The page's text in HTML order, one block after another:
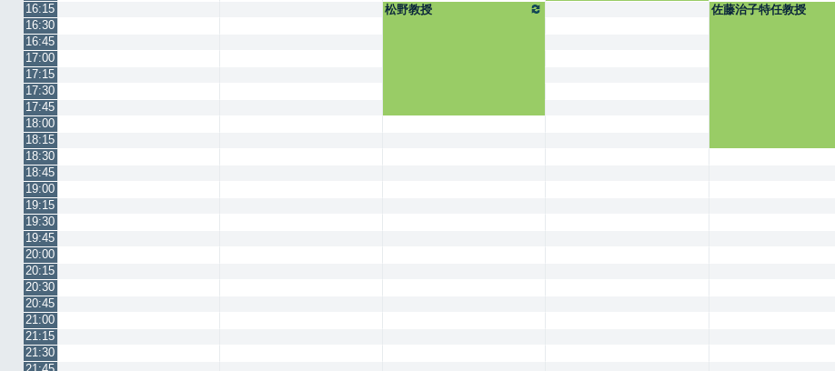
16:15
松野教授
佐藤治子特任教授
16:30
16:45
17:00
17:15
17:30
17:45
18:00
18:15
18:30
18:45
19:00
19:15
19:30
19:45
20:00
20:15
20:30
20:45
21:00
21:15
21:30
21:45